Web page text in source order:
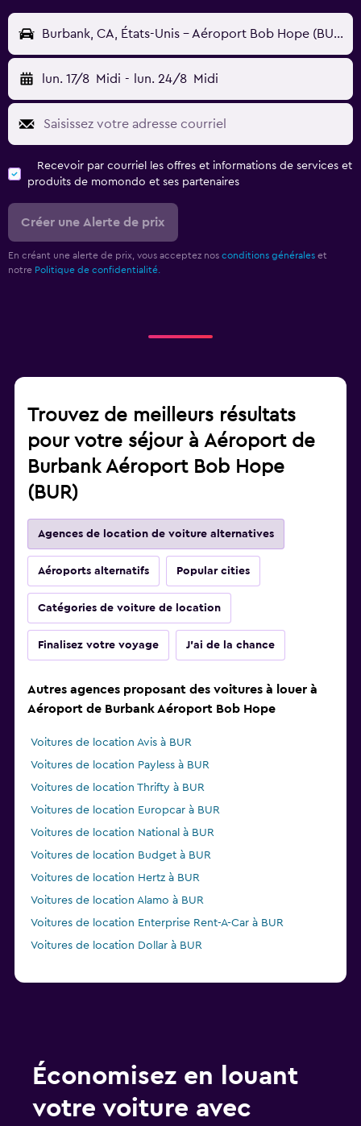
Burbank, CA, États-Unis - Aéroport Bob Hope (BUR)
lun. 17/8 Midi - lun. 24/8 Midi
Recevoir par courriel les offres et informations de services et
produits de momondo et ses partenaires
Créer une Alerte de prix
En créant une alerte de prix, vous acceptez nos conditions générales et
notre Politique de confidentialité.
Trouvez de meilleurs résultats
pour votre séjour à Aéroport de
Burbank Aéroport Bob Hope
(BUR)
Agences de location de voiture alternatives
Aéroports alternatifs Popular cities
Catégories de voiture de location
Finalisez votre voyage J'ai de la chance
Autres agences proposant des voitures à louer à
Aéroport de Burbank Aéroport Bob Hope
Voitures de location Avis à BUR
Voitures de location Payless à BUR
Voitures de location Thrifty à BUR
Voitures de location Europcar à BUR
Voitures de location National à BUR
Voitures de location Budget à BUR
Voitures de location Hertz à BUR
Voitures de location Alamo à BUR
Voitures de location Enterprise Rent-A-Car à BUR
Voitures de location Dollar à BUR
Économisez en louant
votre voiture avec